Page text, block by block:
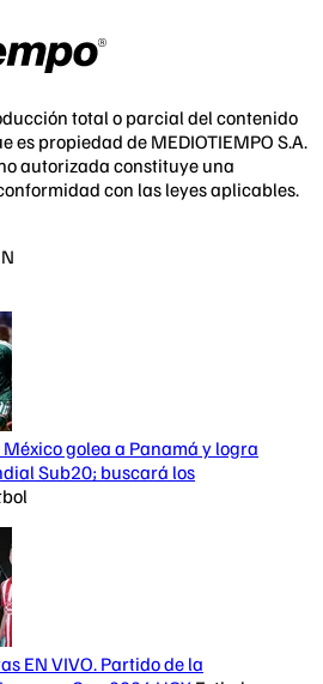
total o parcial del contenido
es propiedad de MEDIOTIEMPO S.A.
autorizada constituye una
con las leyes aplicables.
México golea a Panamá y logra
Sub20; buscará los
EN VIVO. Partido de la